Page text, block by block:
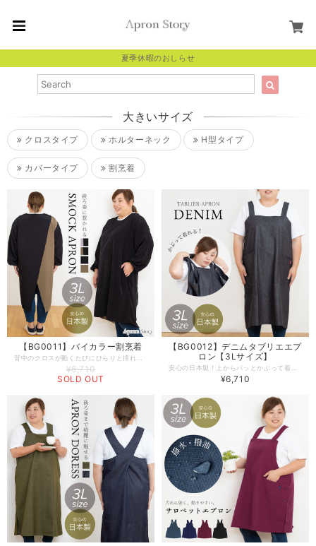
夏季休暇のおしらせ
大きいサイズ
クロスタイプ ホルターネック H型タイプ
カバータイプ 割烹着
【BG0011】バイカラー割烹着
¥6,710
SOLD OUT
【BG0012】デニムタブリエエプ
ロン【3Lサイズ】
¥6,710